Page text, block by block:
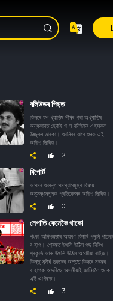
বলিউডৰ পিছত
কিদৰে যশ খ্যাতিৰ শীৰ্ষৰ পৰা অখ্যাতিৰ
অন্ধকাৰত হেৰাই গ'ল বলিউডৰ এইসকল
উজ্জ্বল তাৰকা। জানিবৰ বাবে শুনক এই
অডিও ছিৰিজ।
2
ৰিপোৰ্ট
অসমৰ জলন্ত সমস্যাসমূহৰ বিষয়ে
অনুসন্ধানমূলক প্ৰতিবেদনৰ অডিও ছিৰিজ।
0
নেপাতি কেনেকৈ থাকো
শংকা অনিশ্চয়তাৰ আৱৰণ বিদাৰি পদূলি
ব'হাগ। প্ৰেমত উথলি উঠিল গছ বিৰিখ
প্ৰকৃতি আৰু উথলি উঠিল অসমীয়া ৰাইজ।
কিন্তু সুদীৰ্ঘ দুবছৰৰ অন্তত কিদৰে মৰমৰ
ব'হাগক আদৰিছে অসমীয়াই জানিবলৈ শুনক
এই এপিছড।
3